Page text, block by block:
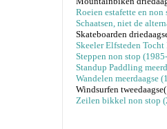
Roeien estafette en non
Schaatsen, niet de
Skateboarden
Skeeler Elfsteden
Steppen non stop
Standup Paddling
Wandelen meerdaagse
Windsurfen
Zeilen bikkel non stop